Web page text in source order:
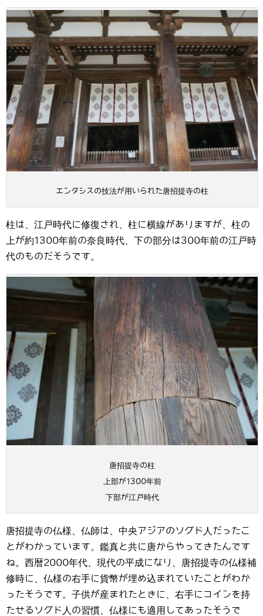
エンタシスの技法が用いられた唐招提寺の柱
柱は、江戸時代に修復され、柱に横線がありますが、柱の
上が約1300年前の奈良時代、下の部分は300年前の江戸時
代のものだそうです。
唐招提寺の柱
上部が1300年前
下部が江戸時代
唐招提寺の仏様、仏師は、中央アジアのソグド人だったこ
とがわかっています。鑑真と共に唐からやってきたんです
ね。西暦2000年代、現代の平成になり、唐招提寺の仏様補
修時に、仏様の右手に貨幣が埋め込まれていたことがわか
ったそうです。子供が産まれたときに、右手にコインを持
たせるソグド人の習慣、仏様にも適用してあったそうで